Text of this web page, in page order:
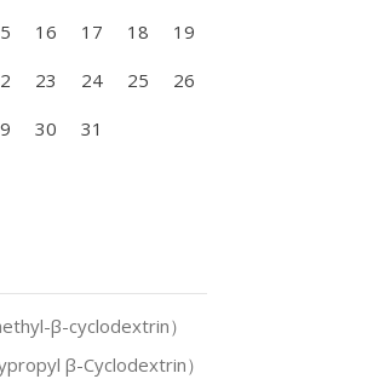
16 17 18
19
23 24 25
26
30 31
β-cyclodextrin）
β-Cyclodextrin）